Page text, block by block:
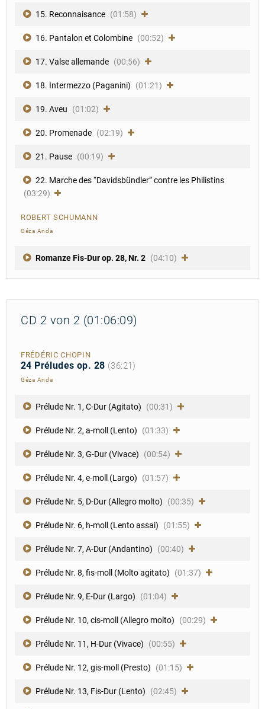
15. Reconnaisance (01:58)
16. Pantalon et Colombine (00:52)
17. Valse allemande (00:56)
18. Intermezzo (Paganini) (01:21)
19. Aveu (01:02)
20. Promenade (02:19)
21. Pause (00:19)
22. Marche des “Davidsbündler” contre les Philistins
(03:29)
ROBERT SCHUMANN
Géza Anda
Romanze Fis-Dur op. 28, Nr. 2 (04:10)
CD 2 von 2 (01:06:09)
FRÉDÉRIC CHOPIN
24 Préludes op. 28 (36:21)
Géza Anda
Prélude Nr. 1, C-Dur (Agitato) (00:31)
Prélude Nr. 2, a-moll (Lento) (01:33)
Prélude Nr. 3, G-Dur (Vivace) (00:54)
Prélude Nr. 4, e-moll (Largo) (01:57)
Prélude Nr. 5, D-Dur (Allegro molto) (00:35)
Prélude Nr. 6, h-moll (Lento assai) (01:55)
Prélude Nr. 7, A-Dur (Andantino) (00:40)
Prélude Nr. 8, fis-moll (Molto agitato) (01:37)
Prélude Nr. 9, E-Dur (Largo) (01:04)
Prélude Nr. 10, cis-moll (Allegro molto) (00:29)
Prélude Nr. 11, H-Dur (Vivace) (00:55)
Prélude Nr. 12, gis-moll (Presto) (01:15)
Prélude Nr. 13, Fis-Dur (Lento) (02:45)